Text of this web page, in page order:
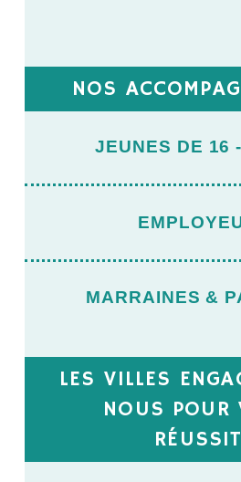
NOS
JEUNES DE 16
MARRAINES &
LES VILLES
NOUS POUR